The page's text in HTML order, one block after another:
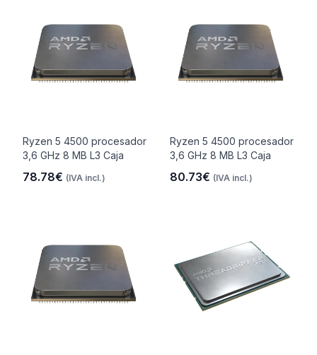
Ryzen 5 4500 procesador
3,6 GHz 8 MB L3 Caja
78.78€ (IVA incl.)
Ryzen 5 4500 procesador
3,6 GHz 8 MB L3 Caja
80.73€ (IVA incl.)